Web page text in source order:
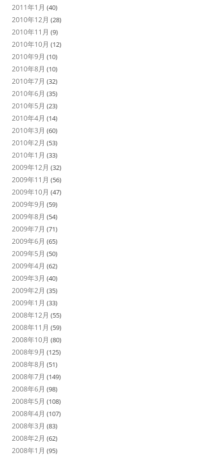
2011年1月 (40)
2010年12月 (28)
2010年11月 (9)
2010年10月 (12)
2010年9月 (10)
2010年8月 (10)
2010年7月 (32)
2010年6月 (35)
2010年5月 (23)
2010年4月 (14)
2010年3月 (60)
2010年2月 (53)
2010年1月 (33)
2009年12月 (32)
2009年11月 (56)
2009年10月 (47)
2009年9月 (59)
2009年8月 (54)
2009年7月 (71)
2009年6月 (65)
2009年5月 (50)
2009年4月 (62)
2009年3月 (40)
2009年2月 (35)
2009年1月 (33)
2008年12月 (55)
2008年11月 (59)
2008年10月 (80)
2008年9月 (125)
2008年8月 (51)
2008年7月 (149)
2008年6月 (98)
2008年5月 (108)
2008年4月 (107)
2008年3月 (83)
2008年2月 (62)
2008年1月 (95)